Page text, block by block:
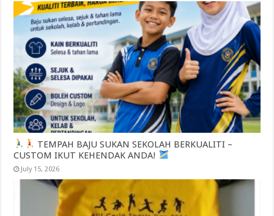
TEMPAH BAJU SUKAN SEKOLAH BERKUALITI –
CUSTOM IKUT KEHENDAK ANDA!
July 15, 2026